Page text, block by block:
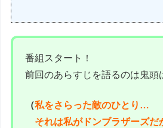
番組スタート！
前回のあらすじを語るのは鬼頭
（私をさらった敵のひとり…
それは私がドンブラザーズだ